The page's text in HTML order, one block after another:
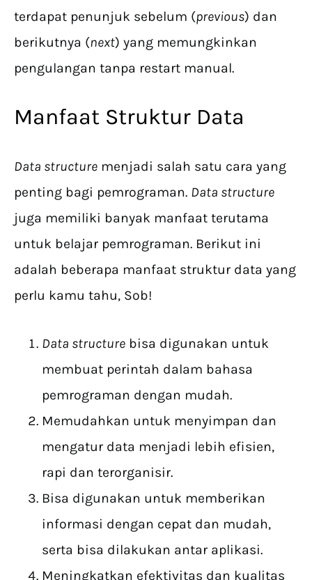
terdapat penunjuk sebelum (previous) dan
berikutnya (next) yang memungkinkan
pengulangan tanpa restart manual.
Manfaat Struktur Data
Data structure menjadi salah satu cara yang
penting bagi pemrograman. Data structure
juga memiliki banyak manfaat terutama
untuk belajar pemrograman. Berikut ini
adalah beberapa manfaat struktur data yang
perlu kamu tahu, Sob!
Data structure bisa digunakan untuk
membuat perintah dalam bahasa
pemrograman dengan mudah.
Memudahkan untuk menyimpan dan
mengatur data menjadi lebih efisien,
rapi dan terorganisir.
Bisa digunakan untuk memberikan
informasi dengan cepat dan mudah,
serta bisa dilakukan antar aplikasi.
Meningkatkan efektivitas dan kualitas